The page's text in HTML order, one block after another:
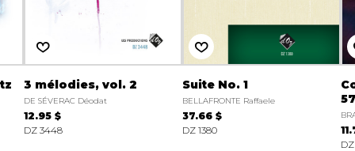
3 mélodies, vol. 2
DE SÉVERAC Déodat
12.95 $
DZ 3448
Suite No. 1
BELLAFRONTE Raffaele
37.66 $
DZ 1380
57